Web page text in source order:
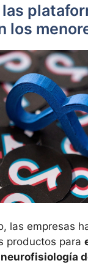
los
las empresas
productos para